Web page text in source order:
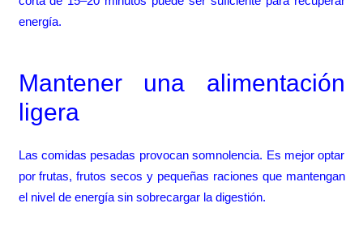
energía.
Mantener una alimentación
ligera
Las comidas pesadas provocan somnolencia. Es mejor optar
por frutas, frutos secos y pequeñas raciones que mantengan
el nivel de energía sin sobrecargar la digestión.